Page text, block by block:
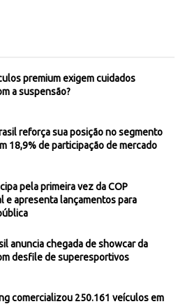
premium exigem cuidados
a suspensão?
reforça sua posição no segmento
18,9% de participação de mercado
pela primeira vez da COP
e apresenta lançamentos para
anuncia chegada de showcar da
desfile de superesportivos
comercializou 250.161 veículos em